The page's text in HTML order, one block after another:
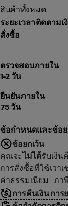
สินค้าทั้งหมด
ระยะเวลาติดตาม
สั่งซื้อ
ตรวจสอบภายใน
1-2 วัน
ยืนยันภายใน
75 วัน
ข้อกำหนดและข้อย
ข้อยกเว้น
คุณจะไม่ได้รับเงิน
การสั่งซื้อที่ใช้เวา
ค่าธรรมเนียม · ภา
การคืนเงิน การ